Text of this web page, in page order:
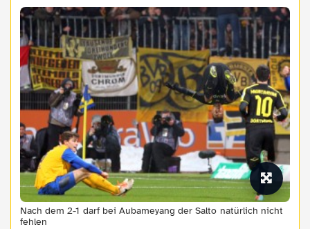
Nach dem 2-1 darf bei Aubameyang der Salto natürlich nicht
fehlen